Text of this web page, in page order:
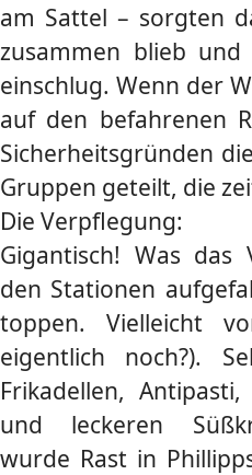
am Sattel – sorgten
zusammen blieb
einschlug. Wenn der
auf den befahrenen
Sicherheitsgründen
Gruppen geteilt, die
Die Verpflegung:
Gigantisch! Was das
den Stationen
toppen. Vielleicht
eigentlich noch?).
Frikadellen,
und leckeren
wurde Rast in